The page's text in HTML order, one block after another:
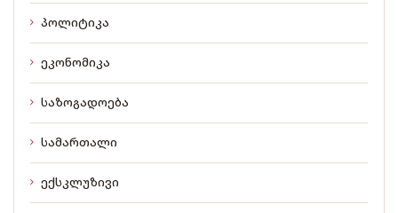
პოლიტიკა
ეკონომიკა
საზოგადოება
სამართალი
ექსკლუზივი